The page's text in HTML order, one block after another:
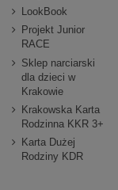
LookBook
Projekt Junior
RACE
Sklep narciarski
dla dzieci w
Krakowie
Krakowska Karta
Rodzinna KKR 3+
Karta Dużej
Rodziny KDR